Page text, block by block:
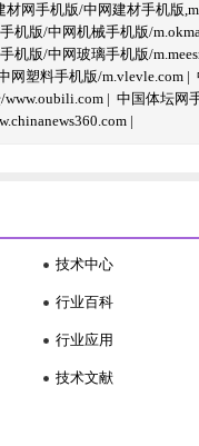
材网手机版/中网建材手机版
机版/中网机械手机版/
机版/中网玻璃手机版/
网塑料手机版/m.vlevle.com |
| 中国体坛网
|
技术中心
行业百科
行业应用
技术文献